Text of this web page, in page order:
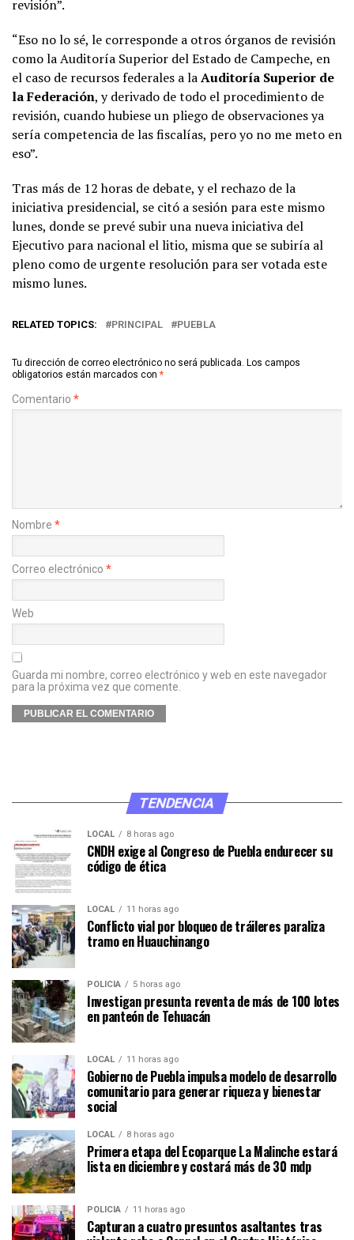
revisión”.
“Eso no lo sé, le corresponde a otros órganos de revisión
como la Auditoría Superior del Estado de Campeche, en
el caso de recursos federales a laAuditoría Superior de
la Federación, y derivado de todo el procedimiento de
revisión, cuando hubiese un pliego de observaciones ya
sería competencia de las fiscalías, pero yo no me meto en
eso”.
Tras más de 12 horas de debate, y el rechazo de la
iniciativa presidencial, se citó a sesión para este mismo
lunes, donde se prevé subir una nueva iniciativa del
Ejecutivo para nacional el litio, misma que se subiría al
pleno como de urgente resolución para ser votada este
mismo lunes.
RELATED TOPICS: PRINCIPAL PUEBLA
Tu dirección de correo electrónico no será publicada. Los campos
obligatorios están marcados con *
Comentario *
Nombre *
Correo electrónico *
Web
Guarda mi nombre, correo electrónico y web en este navegador
para la próxima vez que comente.
TENDENCIA
LOCAL 8 horas ago
CNDH exige al Congreso de Puebla endurecer su
código de ética
LOCAL 11 horas ago
Conflicto vial por bloqueo de tráileres paraliza
tramo en Huauchinango
POLICÍA 5 horas ago
Investigan presunta reventa de más de 100 lotes
en panteón de Tehuacán
LOCAL 11 horas ago
Gobierno de Puebla impulsa modelo de desarrollo
comunitario para generar riqueza y bienestar
social
LOCAL 8 horas ago
Primera etapa del Ecoparque La Malinche estará
lista en diciembre y costará más de 30 mdp
POLICÍA 11 horas ago
Capturan a cuatro presuntos asaltantes tras